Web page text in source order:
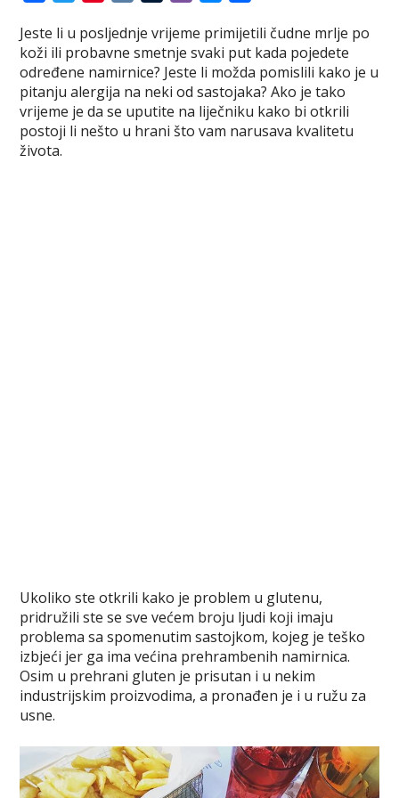
c
e
b
o
o
k
t
t
e
r
n
t
e
r
e
m
b
l
r
b
e
r
s
s
e
n
g
a
r
e
Jeste li u posljednje vrijeme primijetili čudne mrlje po
koži ili probavne smetnje svaki put kada pojedete
određene namirnice? Jeste li možda pomislili kako je u
pitanju alergija na neki od sastojaka? Ako je tako
vrijeme je da se uputite na liječniku kako bi otkrili
postoji li nešto u hrani što vam narusava kvalitetu
života.
Ukoliko ste otkrili kako je problem u glutenu,
pridružili ste se sve većem broju ljudi koji imaju
problema sa spomenutim sastojkom, kojeg je teško
izbjeći jer ga ima većina prehrambenih namirnica.
Osim u prehrani gluten je prisutan i u nekim
industrijskim proizvodima, a pronađen je i u ružu za
usne.